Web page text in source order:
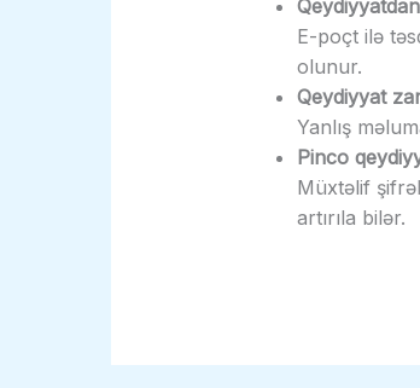
E-poçt ilə
olunur.
Qeydiyyat
Yanlış
Pinco
Müxtəlif
artırıla bilər.